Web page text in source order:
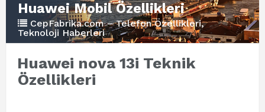
Huawei Mobil Özellikleri
CepFabrika.com – Telefon Özellikleri,
Teknoloji Haberleri
Huawei nova 13i Teknik
Özellikleri